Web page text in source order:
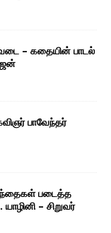
வடை – கதையின் பாடல்
பாவேந்தர்
படைத்த
– சிறுவர்